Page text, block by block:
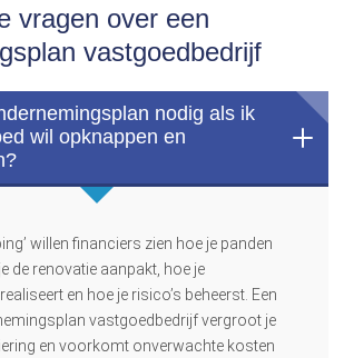
vragen over een
vastgoedbedrijf
nodig als ik
wil opknappen en
willen financiers zien hoe je panden
de renovatie aanpakt, hoe je
en hoe je risico’s beheerst. Een
vastgoedbedrijf vergroot je
en voorkomt onverwachte kosten